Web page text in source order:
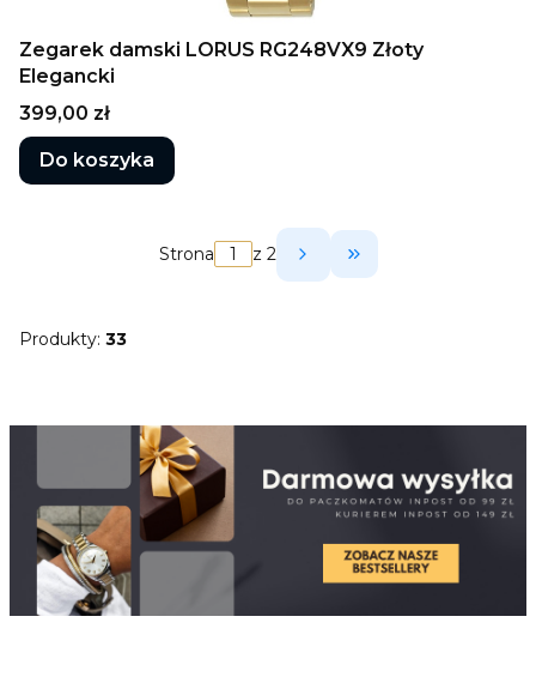
Zegarek damski LORUS RG248VX9 Złoty
Elegancki
Cena
399,00 zł
Do koszyka
Strona z 2 Przejdź do
Produkty: 33